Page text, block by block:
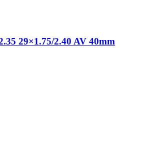
29×1.75/2.40 AV 40mm